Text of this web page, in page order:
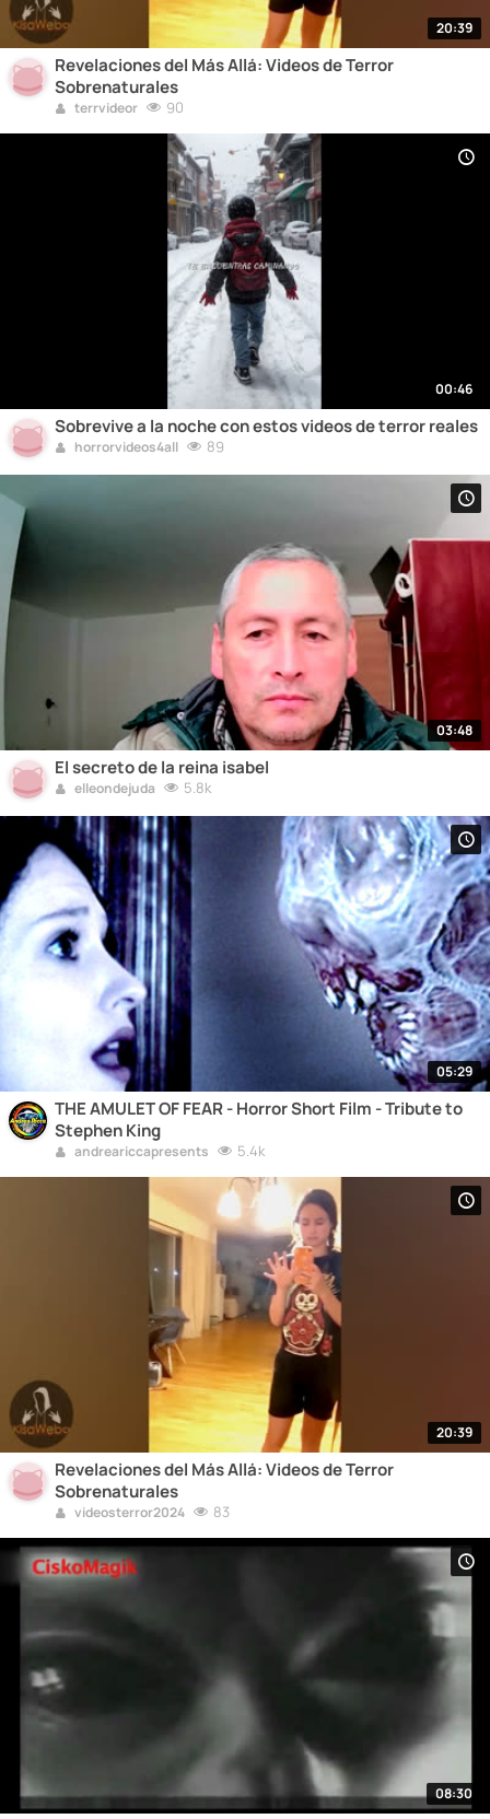
20:39
Revelaciones del Más Allá: Videos de Terror
Sobrenaturales
terrvideor 90
00:46
Sobrevive a la noche con estos videos de terror reales
horrorvideos4all 89
03:48
El secreto de la reina isabel
elleondejuda 5.8k
05:29
THE AMULET OF FEAR - Horror Short Film - Tribute to
Stephen King
andreariccapresents 5.4k
20:39
Revelaciones del Más Allá: Videos de Terror
Sobrenaturales
videosterror2024 83
08:30